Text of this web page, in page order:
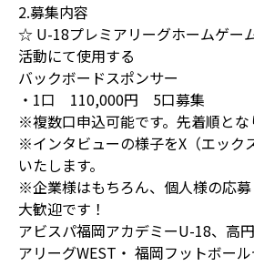
2.募集内容
☆ U-18プレミアリーグホームゲー
活動にて使用する
バックボードスポンサー
・1口 110,000円 5口募集
※複数口申込可能です。先着順とな
※インタビューの様子をX（エック
いたします。
※企業様はもちろん、個人様の応
大歓迎です！
アビスパ福岡アカデミーU-18、高
アリーグWEST・ 福岡フットボー